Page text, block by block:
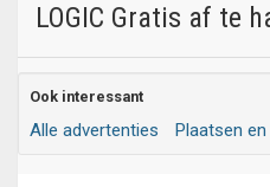
LOGIC Gratis af te
Ook interessant
Alle advertenties Plaatsen